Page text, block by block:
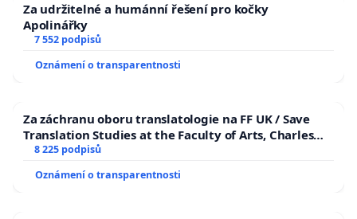
Za udržitelné a humánní řešení pro kočky
Apolinářky
7 552 podpisů
Oznámení o transparentnosti
Za záchranu oboru translatologie na FF UK / Save
Translation Studies at the Faculty of Arts, Charles
University
8 225 podpisů
Oznámení o transparentnosti